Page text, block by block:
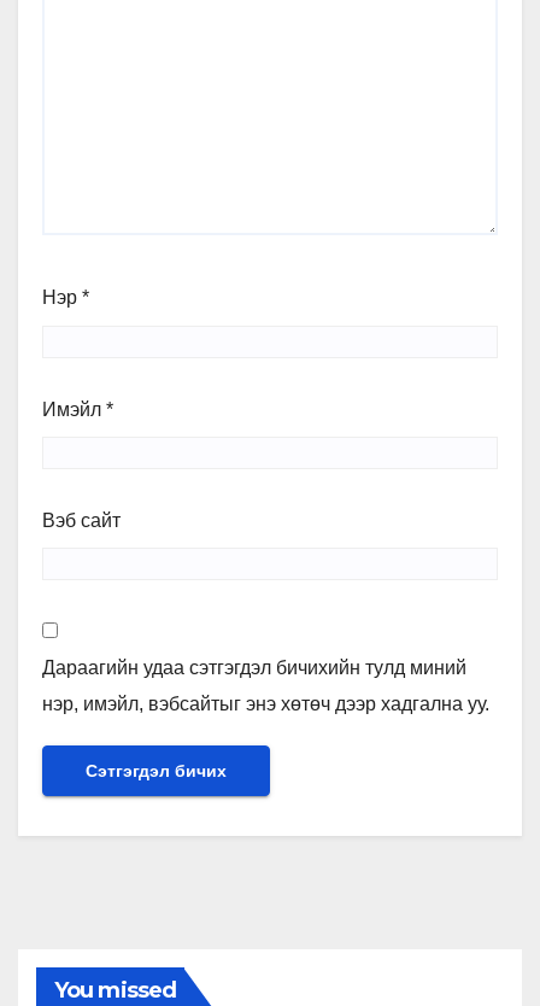
Нэр *
Имэйл *
Вэб сайт
Дараагийн удаа сэтгэгдэл бичихийн тулд миний
нэр, имэйл, вэбсайтыг энэ хөтөч дээр хадгална уу.
You missed